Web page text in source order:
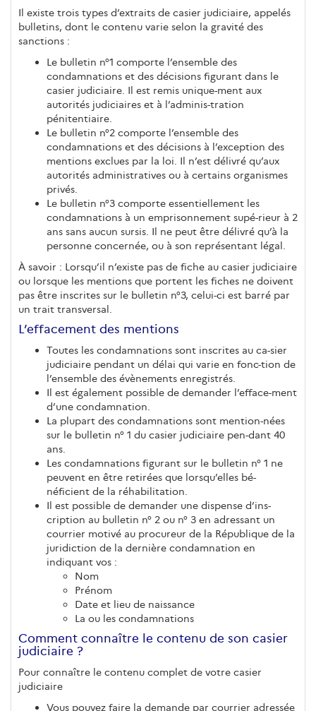
Il existe trois types d’extraits de casier judiciaire, appelés
bulletins, dont le contenu varie selon la gravité des
sanctions :
Le bulletin n°1 comporte l’ensemble des
condamnations et des décisions figurant dans le
casier judiciaire. Il est remis unique-ment aux
autorités judiciaires et à l’adminis-tration
pénitentiaire.
Le bulletin n°2 comporte l’ensemble des
condamnations et des décisions à l’exception des
mentions exclues par la loi. Il n’est délivré qu’aux
autorités administratives ou à certains organismes
privés.
Le bulletin n°3 comporte essentiellement les
condamnations à un emprisonnement supé-rieur à 2
ans sans aucun sursis. Il ne peut être délivré qu’à la
personne concernée, ou à son représentant légal.
À savoir : Lorsqu’il n’existe pas de fiche au casier judiciaire
ou lorsque les mentions que portent les fiches ne doivent
pas être inscrites sur le bulletin n°3, celui-ci est barré par
un trait transversal.
L’effacement des mentions
Toutes les condamnations sont inscrites au ca-sier
judiciaire pendant un délai qui varie en fonc-tion de
l’ensemble des évènements enregistrés.
Il est également possible de demander l’efface-ment
d’une condamnation.
La plupart des condamnations sont mention-nées
sur le bulletin n° 1 du casier judiciaire pen-dant 40
ans.
Les condamnations figurant sur le bulletin n° 1 ne
peuvent en être retirées que lorsqu’elles bé-
néficient de la réhabilitation.
Il est possible de demander une dispense d’ins-
cription au bulletin n° 2 ou n° 3 en adressant un
courrier motivé au procureur de la République de la
juridiction de la dernière condamnation en
indiquant vos :
Nom
Prénom
Date et lieu de naissance
La ou les condamnations
Comment connaître le contenu de son casier
judiciaire ?
Pour connaître le contenu complet de votre casier
judiciaire
Vous pouvez faire la demande par courrier adressée